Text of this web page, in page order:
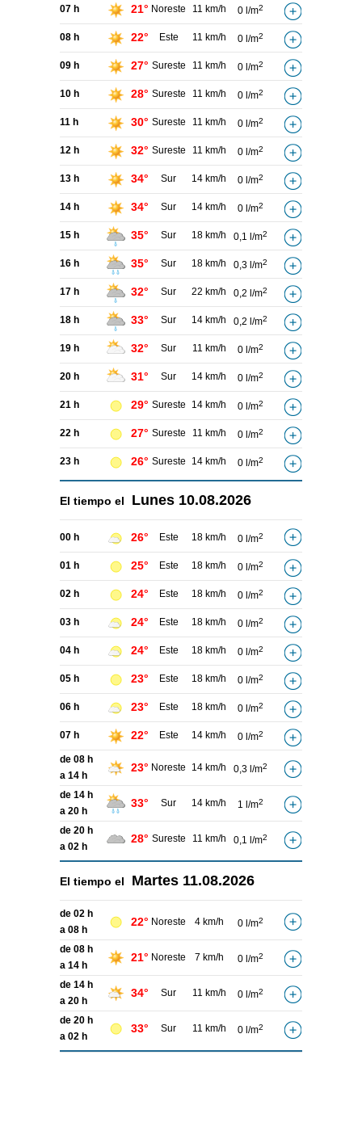
07 h 21° Noreste 11 km/h 0 l/m2
08 h 22° Este 11 km/h 0 l/m2
09 h 27° Sureste 11 km/h 0 l/m2
10 h 28° Sureste 11 km/h 0 l/m2
11 h 30° Sureste 11 km/h 0 l/m2
12 h 32° Sureste 11 km/h 0 l/m2
13 h 34° Sur 14 km/h 0 l/m2
14 h 34° Sur 14 km/h 0 l/m2
15 h 35° Sur 18 km/h 0,1 l/m2
16 h 35° Sur 18 km/h 0,3 l/m2
17 h 32° Sur 22 km/h 0,2 l/m2
18 h 33° Sur 14 km/h 0,2 l/m2
19 h 32° Sur 11 km/h 0 l/m2
20 h 31° Sur 14 km/h 0 l/m2
21 h 29° Sureste 14 km/h 0 l/m2
22 h 27° Sureste 11 km/h 0 l/m2
23 h 26° Sureste 14 km/h 0 l/m2
El tiempo el Lunes 10.08.2026
00 h 26° Este 18 km/h 0 l/m2
01 h 25° Este 18 km/h 0 l/m2
02 h 24° Este 18 km/h 0 l/m2
03 h 24° Este 18 km/h 0 l/m2
04 h 24° Este 18 km/h 0 l/m2
05 h 23° Este 18 km/h 0 l/m2
06 h 23° Este 18 km/h 0 l/m2
07 h 22° Este 14 km/h 0 l/m2
de 08 h
a 14 h
23° Noreste 14 km/h 0,3 l/m2
de 14 h
a 20 h
33° Sur 14 km/h 1 l/m2
de 20 h
a 02 h
28° Sureste 11 km/h 0,1 l/m2
El tiempo el Martes 11.08.2026
de 02 h
a 08 h
22° Noreste 4 km/h 0 l/m2
de 08 h
a 14 h
21° Noreste 7 km/h 0 l/m2
de 14 h
a 20 h
34° Sur 11 km/h 0 l/m2
de 20 h
a 02 h
33° Sur 11 km/h 0 l/m2